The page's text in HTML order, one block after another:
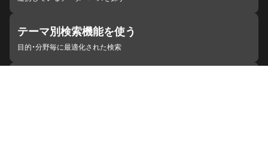
テーマ別検索機能を使う
目的・分野毎に最適化された検索